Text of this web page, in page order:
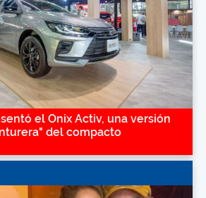
el Onix Activ, una versión
del compacto